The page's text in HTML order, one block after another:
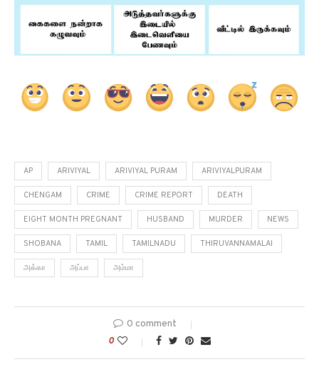
AP ARIVIYAL ARIVIYAL PURAM ARIVIYALPURAM
CHENGAM CRIME CRIME REPORT DEATH
EIGHT MONTH PREGNANT HUSBAND MURDER NEWS
SHOBANA TAMIL TAMILNADU THIRUVANNAMALAI
அக்கா அப்பா அம்மா
0 comment
0